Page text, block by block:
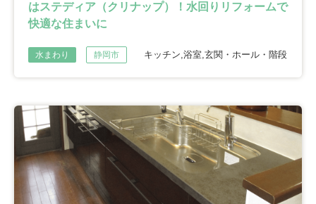
はステディア（クリナップ）！水回りリフォームで
快適な住まいに
水まわり 静岡市 キッチン,浴室,玄関・ホール・階段